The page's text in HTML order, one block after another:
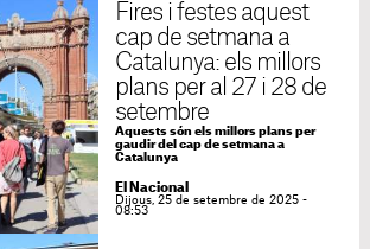
Fires i festes aquest
cap de setmana a
Catalunya: els millors
plans per al 27 i 28 de
setembre
Aquests són els millors plans per
gaudir del cap de setmana a
Catalunya
El Nacional
Dijous, 25 de setembre de 2025 -
08:53